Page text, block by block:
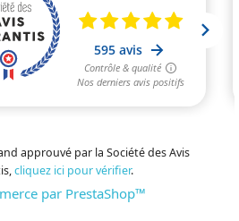
approuvé par la Société des Avis
cliquez ici pour vérifier.
par PrestaShop™